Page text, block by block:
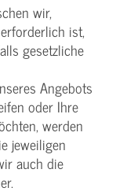
wir,
ist,
gesetzliche
Angebots
oder Ihre
werden
jeweiligen
auch die